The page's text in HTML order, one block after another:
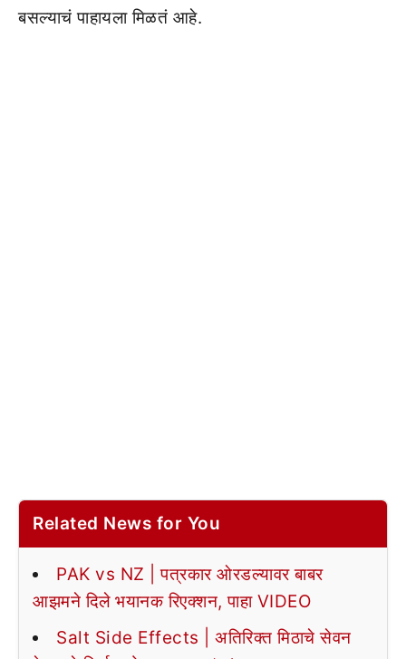
बसल्याचं पाहायला मिळतं आहे.
Related News for You
PAK vs NZ | पत्रकार ओरडल्यावर बाबर
आझमने दिले भयानक रिएक्शन, पाहा VIDEO
Salt Side Effects | अतिरिक्त मिठाचे सेवन